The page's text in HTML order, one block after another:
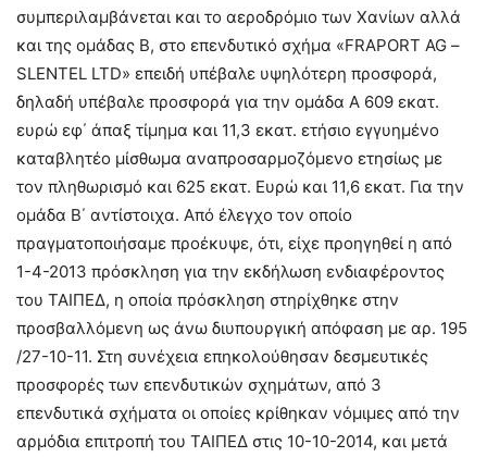
συμπεριλαμβάνεται και το αεροδρόμιο των Χανίων αλλά
και της ομάδας Β, στο επενδυτικό σχήμα «FRAPORT AG –
SLENTEL LTD» επειδή υπέβαλε υψηλότερη προσφορά,
δηλαδή υπέβαλε προσφορά για την ομάδα Α 609 εκατ.
ευρώ εφ΄ άπαξ τίμημα και 11,3 εκατ. ετήσιο εγγυημένο
καταβλητέο μίσθωμα αναπροσαρμοζόμενο ετησίως με
τον πληθωρισμό και 625 εκατ. Ευρώ και 11,6 εκατ. Για την
ομάδα Β΄ αντίστοιχα. Από έλεγχο τον οποίο
πραγματοποιήσαμε προέκυψε, ότι, είχε προηγηθεί η από
1-4-2013 πρόσκληση για την εκδήλωση ενδιαφέροντος
του ΤΑΙΠΕΔ, η οποία πρόσκληση στηρίχθηκε στην
προσβαλλόμενη ως άνω διυπουργική απόφαση με αρ. 195
/27-10-11. Στη συνέχεια επηκολούθησαν δεσμευτικές
προσφορές των επενδυτικών σχημάτων, από 3
επενδυτικά σχήματα οι οποίες κρίθηκαν νόμιμες από την
αρμόδια επιτροπή του ΤΑΙΠΕΔ στις 10-10-2014, και μετά